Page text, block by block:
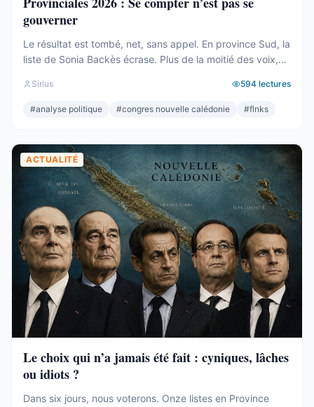
gouverner
Le résultat est tombé, net, sans appel. En province Sud, la
liste de Sonia Backès écrase. Plus de la moitié des voix,
pulvérisée, le centre rayé de la carte. On parlera de raz-
de-marée, et le mot, pour une fois, ne sera pas exagéré.
Sirius 594 lectures
#analyse politique #congres nouvelle calédonie #flnks
ACTUALITÉ
Le choix qui n’a jamais été fait : cyniques, lâches
ou idiots ?
Dans six jours, nous voterons. Onze listes en Province